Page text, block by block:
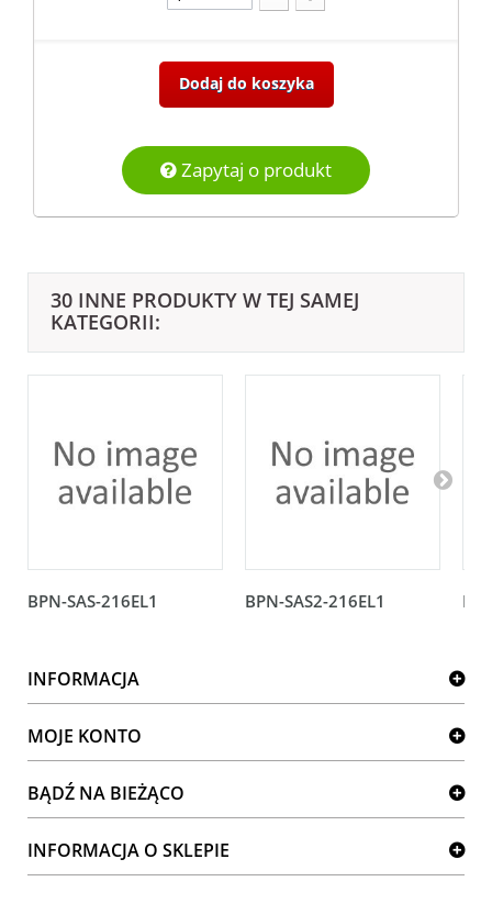
Dodaj do koszyka
Zapytaj o produkt
30 INNE PRODUKTY W TEJ SAMEJ
KATEGORII:
BPN-SAS-216EL1 BPN-SAS2-216EL1
INFORMACJA
MOJE KONTO
BĄDŹ NA BIEŻĄCO
INFORMACJA O SKLEPIE